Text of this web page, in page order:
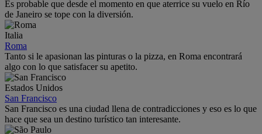
Es probable que desde el momento en que aterrice su vuelo en Río
de Janeiro se tope con la diversión.
Italia
Roma
Tanto si le apasionan las pinturas o la pizza, en Roma encontrará
algo con lo que satisfacer su apetito.
Estados Unidos
San Francisco
San Francisco es una ciudad llena de contradicciones y eso es lo que
hace que sea un destino turístico tan interesante.